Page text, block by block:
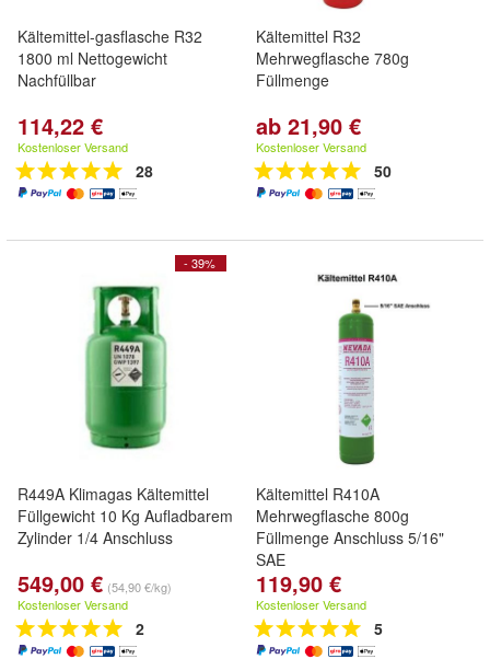
Kältemittel-gasflasche R32
1800 ml Nettogewicht
Nachfüllbar
114,22 €
Kostenloser Versand
28
Kältemittel R32
Mehrwegflasche 780g
Füllmenge
ab 21,90 €
Kostenloser Versand
50
- 39%
R449A Klimagas Kältemittel
Füllgewicht 10 Kg Aufladbarem
Zylinder 1/4 Anschluss
549,00 € (54,90 €/kg)
Kostenloser Versand
2
Kältemittel R410A
Mehrwegflasche 800g
Füllmenge Anschluss 5/16"
SAE
119,90 €
Kostenloser Versand
5